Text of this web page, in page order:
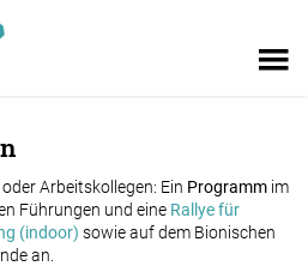
Arbeitskollegen: Ein Programm im
Führungen und eine Rallye für
(indoor) sowie auf dem Bionischen
an.